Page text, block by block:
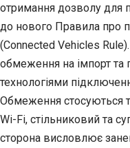
отримання дозволу для
до нового Правила про
(Connected Vehicles
обмеження на імпорт та
технологіями
Обмеження стосуються
Wi-Fi, стільниковий та
сторона висловлює